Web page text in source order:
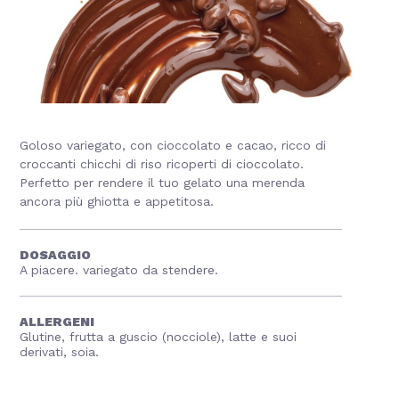
Goloso variegato, con cioccolato e cacao, ricco di
croccanti chicchi di riso ricoperti di cioccolato.
Perfetto per rendere il tuo gelato una merenda
ancora più ghiotta e appetitosa.
DOSAGGIO
A piacere. variegato da stendere.
ALLERGENI
Glutine, frutta a guscio (nocciole), latte e suoi
derivati, soia.